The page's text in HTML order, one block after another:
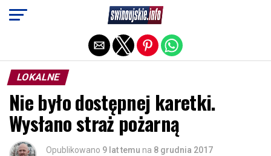
LOKALNE
Nie było dostępnej karetki.
Wysłano straż pożarną
Opublikowano 9 lat temu na 8 grudnia 2017
Exit mobile version